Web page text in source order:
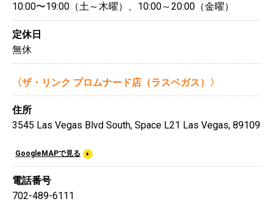
10:00〜19:00（土～木曜）、10:00～20:00（金曜）
定休日
無休
〈ザ・リンク プロムナード店（ラスベガス）〉
住所
3545 Las Vegas Blvd South, Space L21 Las Vegas, 89109
GoogleMAPで見る
電話番号
702-489-6111